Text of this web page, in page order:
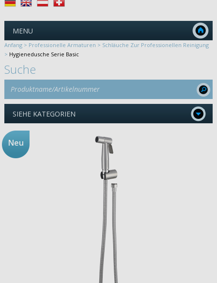
MENU
Anfang > Professionelle Armaturen > Schläuche Zur Professionellen Reinigung
> Hygienedusche Serie Basic
Suche
SIEHE KATEGORIEN
Neu